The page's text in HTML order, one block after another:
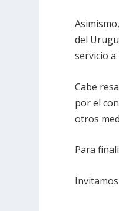
del
servicio a
Cabe
por el
otros
Para